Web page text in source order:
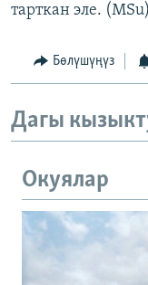
тарткан эле. (MSu)
Бөлүшүңүз
Дагы
Окуялар